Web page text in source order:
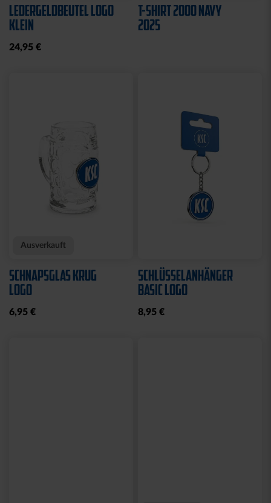
LEDERGELDBEUTEL LOGO
KLEIN
24,95 €
T-SHIRT 2000 NAVY
2025
Ausverkauft
SCHNAPSGLAS KRUG
LOGO
6,95 €
SCHLÜSSELANHÄNGER
BASIC LOGO
8,95 €